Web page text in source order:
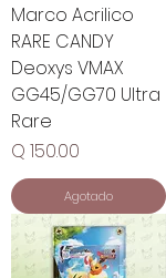
Marco Acrilico
RARE CANDY
Deoxys VMAX
GG45/GG70 Ultra
Rare
Precio
Q 150.00
Agotado